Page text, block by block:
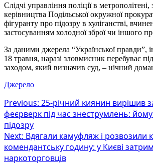
Слідчі управління поліції в
керівництва Подільської окружної
фігуранту про підозру в хуліганстві,
застосуванням холодної зброї чи іншого
За даними джерела “Української правди”,
18 травня, наразі зловмисник перебуває
заходом, який визначив суд, – нічний
Джерело
Post
navigation
Previous: 25-річний киянин вирішив
феєрверк під час знеструмлень:
підозру
Next: Вдягали камуфляж і розвозили
комендантську годину: у Києві
наркоторговців